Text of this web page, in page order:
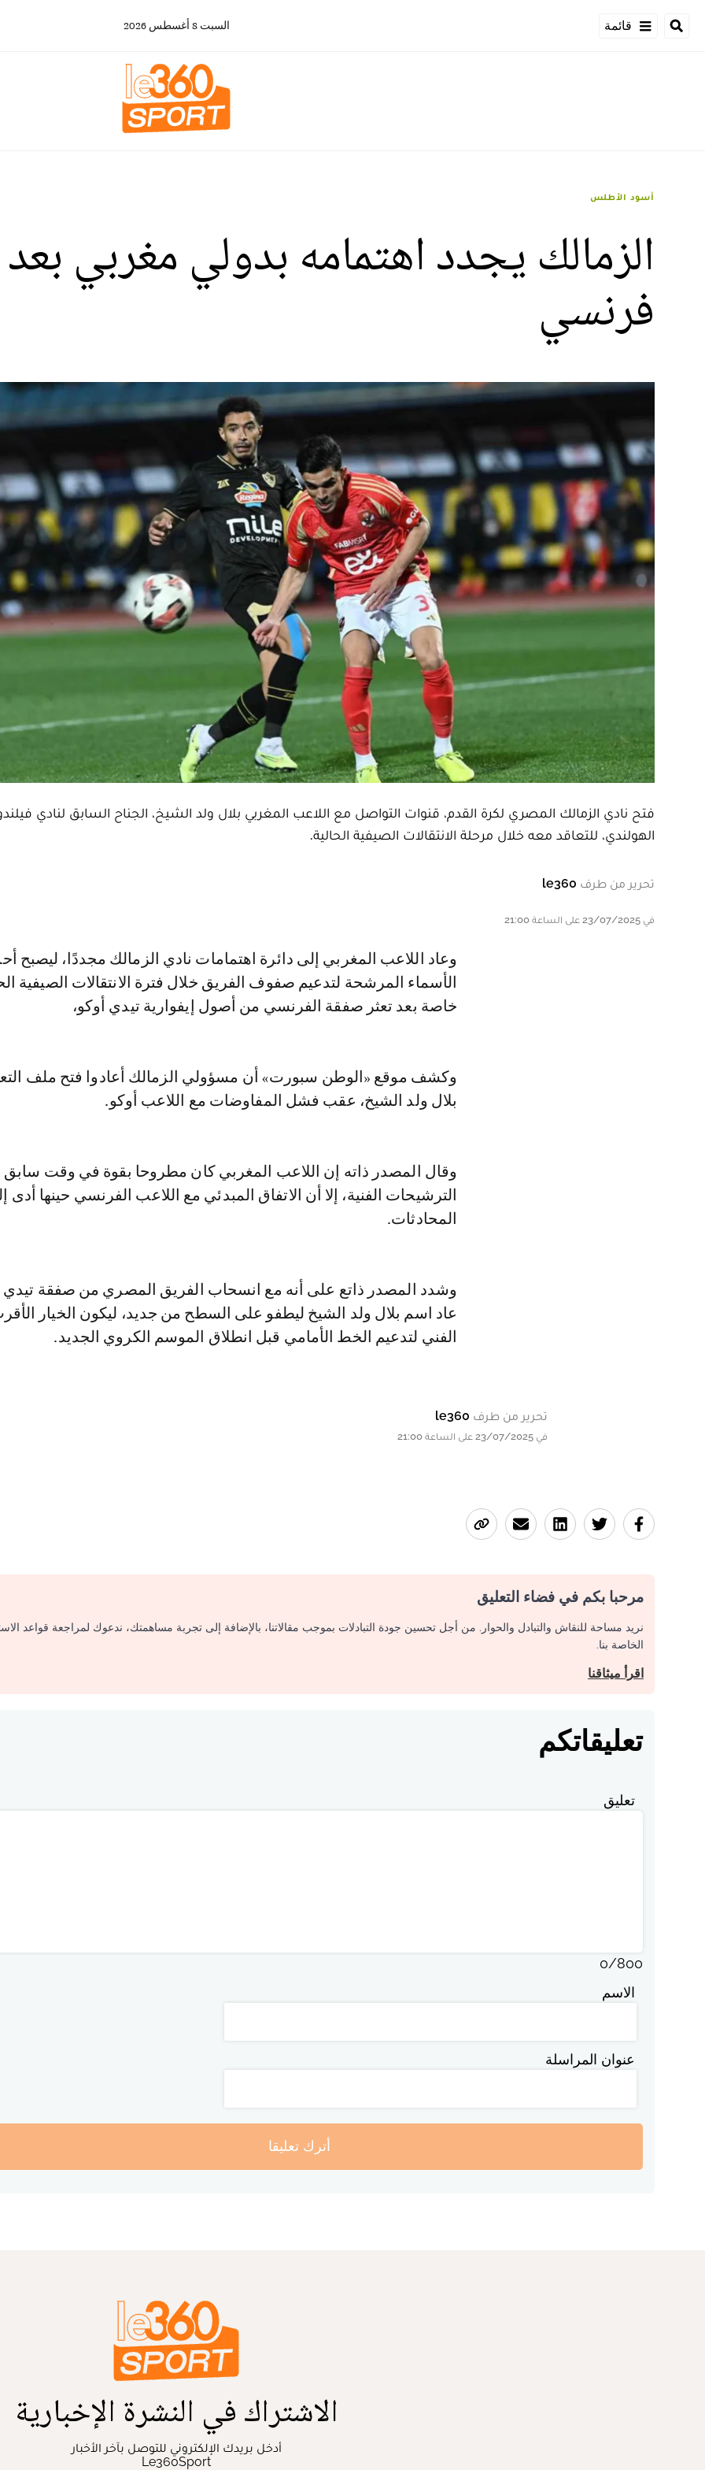
قائمة السبت 8 أغسطس 2026
أسود الأطلس
الزمالك يجدد اهتمامه بدولي مغربي
فرنسي
فتح نادي الزمالك المصري لكرة القدم، قنوات التواصل مع اللاعب المغربي بلال ولد الشيخ، الجناح السابق لنادي
الهولندي، للتعاقد معه خلال مرحلة الانتقالات الصيفية الحالية.
تحرير من طرف le360
في 23/07/2025 على الساعة 21:00
وعاد اللاعب المغربي إلى دائرة اهتمامات نادي الزمالك مجددًا، ليصبح أحد أبرز
الأسماء المرشحة لتدعيم صفوف الفريق خلال فترة الانتقالات الصيفية
خاصة بعد تعثر صفقة الفرنسي من أصول إيفوارية تيدي أوكو،
وكشف موقع «الوطن سبورت» أن مسؤولي الزمالك أعادوا فتح ملف
بلال ولد الشيخ، عقب فشل المفاوضات مع اللاعب أوكو.
وقال المصدر ذاته إن اللاعب المغربي كان مطروحا بقوة في وقت
الترشيحات الفنية، إلا أن الاتفاق المبدئي مع اللاعب الفرنسي حينها أدى
المحادثات.
وشدد المصدر ذاتع على أنه مع انسحاب الفريق المصري من صفقة تيدي
عاد اسم بلال ولد الشيخ ليطفو على السطح من جديد، ليكون الخيار
الفني لتدعيم الخط الأمامي قبل انطلاق الموسم الكروي الجديد.
تحرير من طرف le360
في 23/07/2025 على الساعة 21:00
مرحبا بكم في فضاء التعليق
نريد مساحة للنقاش والتبادل والحوار. من أجل تحسين جودة التبادلات بموجب مقالاتنا، بالإضافة إلى تجربة مساهمتك، ندعوك لمراجعة قواعد
الخاصة بنا.
اقرأ ميثاقنا
تعليقاتكم
تعليق
0/800
الاسم
عنوان المراسلة
أترك تعليقا
الاشتراك في النشرة الإخبارية
أدخل بريدك الإلكتروني للتوصل بآخر الأخبار
Le360Sport